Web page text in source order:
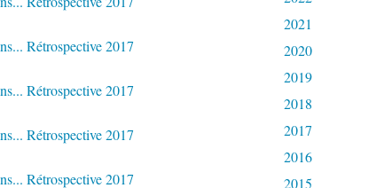
2021
2020
2019
2018
2017
2016
2015